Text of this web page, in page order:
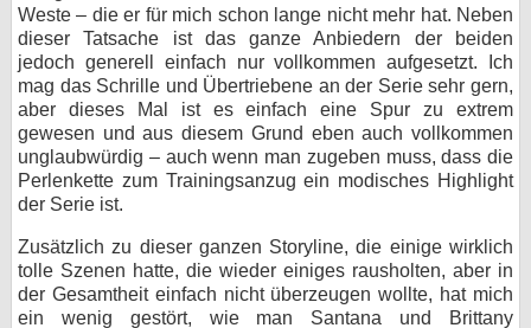
Weste – die er für mich schon lange nicht mehr hat. Neben
dieser Tatsache ist das ganze Anbiedern der beiden
jedoch generell einfach nur vollkommen aufgesetzt. Ich
mag das Schrille und Übertriebene an der Serie sehr gern,
aber dieses Mal ist es einfach eine Spur zu extrem
gewesen und aus diesem Grund eben auch vollkommen
unglaubwürdig – auch wenn man zugeben muss, dass die
Perlenkette zum Trainingsanzug ein modisches Highlight
der Serie ist.
Zusätzlich zu dieser ganzen Storyline, die einige wirklich
tolle Szenen hatte, die wieder einiges rausholten, aber in
der Gesamtheit einfach nicht überzeugen wollte, hat mich
ein wenig gestört, wie man Santana und Brittany